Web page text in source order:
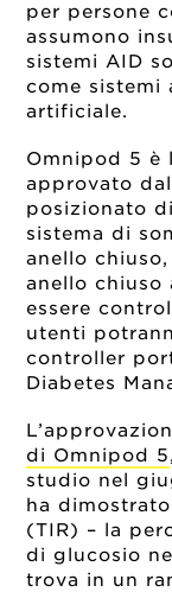
per persone
assumono
sistemi AID
come sistemi
artificiale.
Omnipod 5 è
approvato
posizionato
sistema di
anello
anello chiuso
essere
utenti
controller
Diabetes
di Omnipod 5
studio nel
ha
(TIR) – la
di glucosio
trova in un